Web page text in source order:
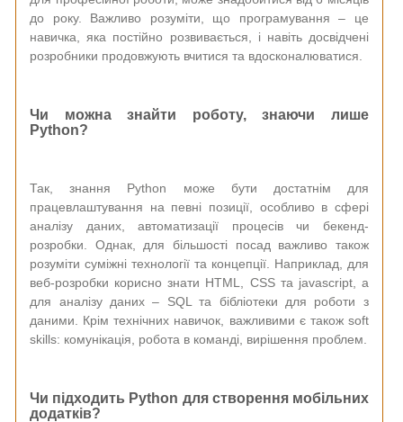
до року. Важливо розуміти, що програмування – це
навичка, яка постійно розвивається, і навіть досвідчені
розробники продовжують вчитися та вдосконалюватися.
Чи можна знайти роботу, знаючи лише
Python?
Так, знання Python може бути достатнім для
працевлаштування на певні позиції, особливо в сфері
аналізу даних, автоматизації процесів чи бекенд-
розробки. Однак, для більшості посад важливо також
розуміти суміжні технології та концепції. Наприклад, для
веб-розробки корисно знати HTML, CSS та jаvascript, а
для аналізу даних – SQL та бібліотеки для роботи з
даними. Крім технічних навичок, важливими є також soft
skills: комунікація, робота в команді, вирішення проблем.
Чи підходить Python для створення мобільних
додатків?